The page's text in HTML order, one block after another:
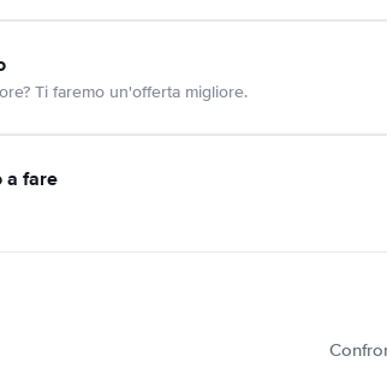
Ti faremo un'offerta migliore.
a fare